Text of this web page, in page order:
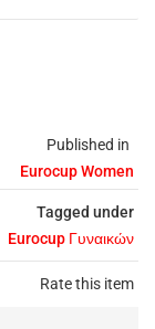
Published in
Eurocup Women
Tagged under
Eurocup Γυναικών
Rate this item